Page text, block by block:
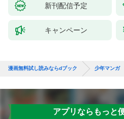
新刊配信予定
キャンペーン
漫画無料試し読みならdブック 少年マンガ
アプリならもっと